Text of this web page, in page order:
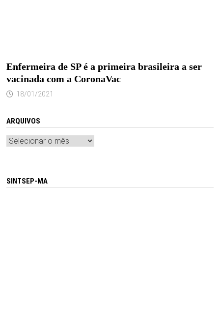
Enfermeira de SP é a primeira brasileira a ser
vacinada com a CoronaVac
18/01/2021
ARQUIVOS
Arquivos
SINTSEP-MA